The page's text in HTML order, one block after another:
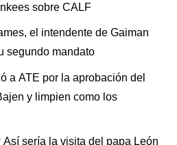
sobre CALF
el intendente de Gaiman
segundo mandato
a ATE por la aprobación del
y limpien como los
sería la visita del papa León